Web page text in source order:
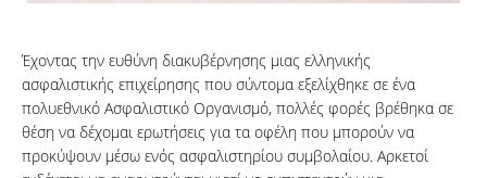
Έχοντας την ευθύνη διακυβέρνησης μιας ελληνικής
ασφαλιστικής επιχείρησης που σύντομα εξελίχθηκε σε ένα
πολυεθνικό Ασφαλιστικό Οργανισμό, πολλές φορές βρέθηκα σε
θέση να δέχομαι ερωτήσεις για τα οφέλη που μπορούν να
προκύψουν μέσω ενός ασφαλιστηρίου συμβολαίου. Αρκετοί